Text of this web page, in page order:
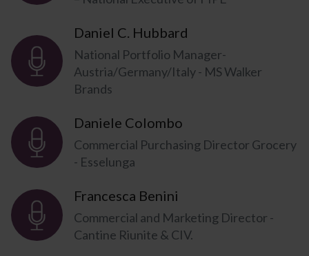
Daniel C. Hubbard
National Portfolio Manager-
Austria/Germany/Italy - MS Walker
Brands
Daniele Colombo
Commercial Purchasing Director Grocery
- Esselunga
Francesca Benini
Commercial and Marketing Director -
Cantine Riunite & CIV.